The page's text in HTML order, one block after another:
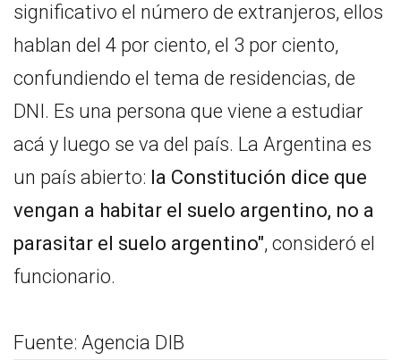
significativo el número de extranjeros, ellos
hablan del 4 por ciento, el 3 por ciento,
confundiendo el tema de residencias, de
DNI. Es una persona que viene a estudiar
acá y luego se va del país. La Argentina es
un país abierto: la Constitución dice que
vengan a habitar el suelo argentino, no a
parasitar el suelo argentino", consideró el
funcionario.
Fuente: Agencia DIB